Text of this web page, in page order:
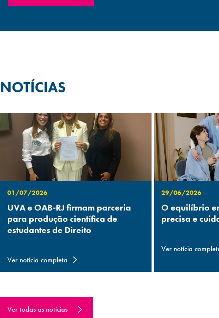
NOTÍCIAS
01/07/2026
UVA e OAB-RJ firmam parceria
para produção científica de
estudantes de Direito
Ver notícia completa
29/06/2026
O equilíbrio
precisa e
Ver notícia
Ver todas as notícias